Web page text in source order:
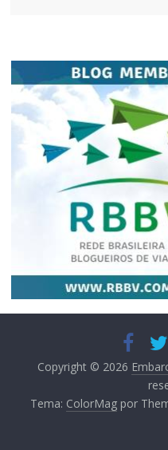
Copyright © 2026
Tema: ColorMag por